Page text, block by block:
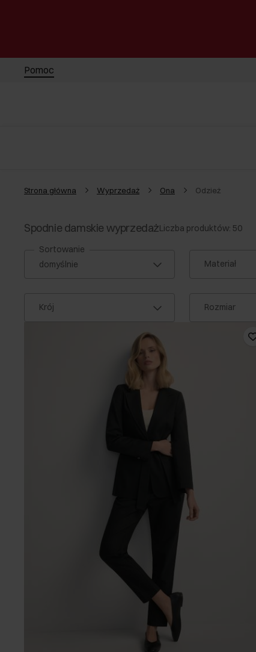
Pomoc
Strona główna Wyprzedaż Ona Odzież
Spodnie damskie wyprzedażLiczba produktów: 50
Sortowanie
Materiał
Krój Rozmiar